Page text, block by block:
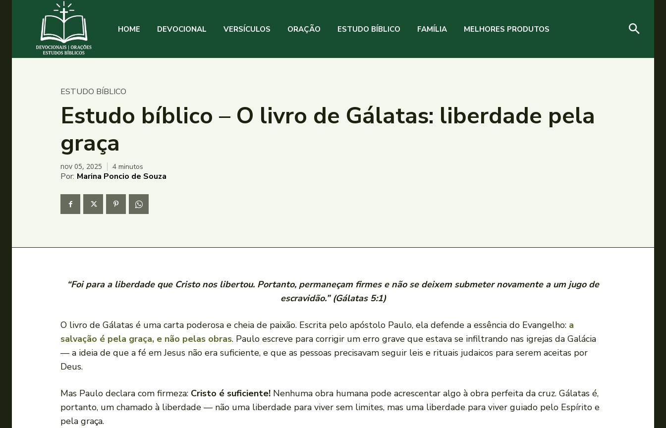
HOME DEVOCIONAL VERSÍCULOS ORAÇÃO ESTUDO BÍBLICO FAMÍLIA MELHORES PRODUTOS
ESTUDO BÍBLICO
Estudo bíblico – O livro de Gálatas: liberdade pela
graça
nov 05, 2025 4 minutos
Por: Marina Poncio de Souza
“Foi para a liberdade que Cristo nos libertou. Portanto, permaneçam firmes e não se deixem submeter novamente a um jugo de
escravidão.” (Gálatas 5:1)
O livro de Gálatas é uma carta poderosa e cheia de paixão. Escrita pelo apóstolo Paulo, ela defende a essência do Evangelho: a
salvação é pela graça, e não pelas obras. Paulo escreve para corrigir um erro grave que estava se infiltrando nas igrejas da Galácia
— a ideia de que a fé em Jesus não era suficiente, e que as pessoas precisavam seguir leis e rituais judaicos para serem aceitas por
Deus.
Mas Paulo declara com firmeza: Cristo é suficiente! Nenhuma obra humana pode acrescentar algo à obra perfeita da cruz. Gálatas é,
portanto, um chamado à liberdade — não uma liberdade para viver sem limites, mas uma liberdade para viver guiado pelo Espírito e
pela graça.